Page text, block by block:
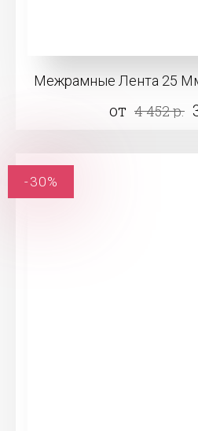
Межрамные Лента 25
от 4 452 р.
-30%